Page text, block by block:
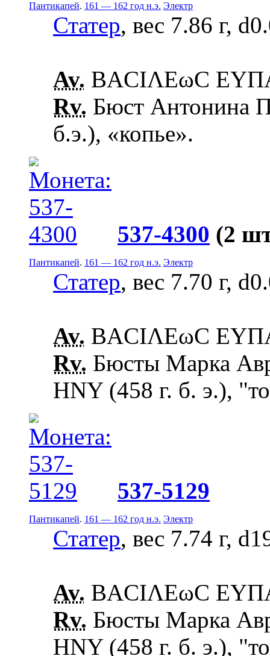
Пантикапей. 161 — 162 год н.э. Электр
Статер, вес 7.86 г,
Av. ΒΑCΙΛΕωC
Rv. Бюст Антонина
б.э.), «копье».
537-4300 (2
Пантикапей. 161 — 162 год н.э. Электр
Статер, вес 7.70 г,
Av. ΒΑCΙΛΕωC
Rv. Бюсты Марка
ΗΝΥ (458 г. б. э.),
537-5129
Пантикапей. 161 — 162 год н.э. Электр
Статер, вес 7.74 г,
Av. ΒΑCΙΛΕωC
Rv. Бюсты Марка
ΗΝΥ (458 г. б. э.),